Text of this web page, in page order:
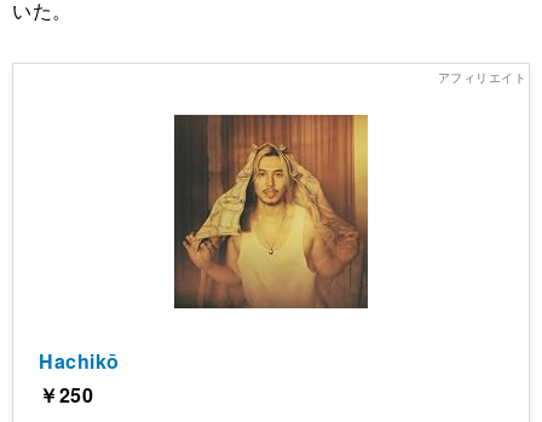
いた。
Hachikō
￥250